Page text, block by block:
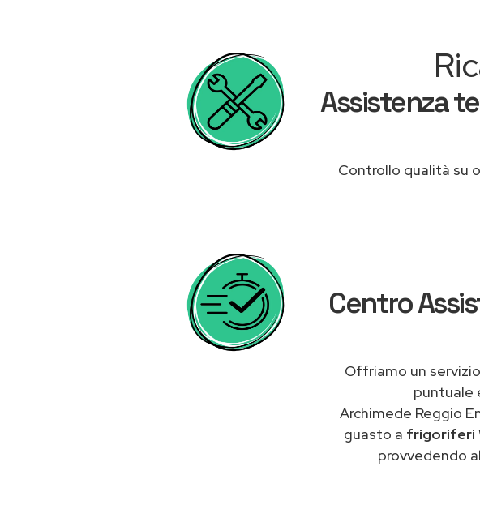
Assistenza
Controllo qualità su
Centro
Offriamo un
puntuale
Archimede Reggio
guasto a frigoriferi
provvedendo